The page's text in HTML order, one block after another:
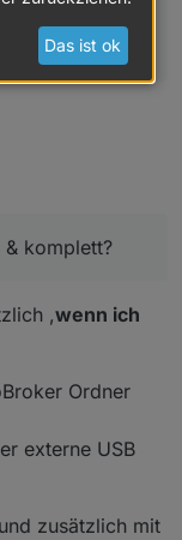
& komplett?
komplett?
,wenn ich
Ordner
externe USB
zusätzlich mit
Das ist ok